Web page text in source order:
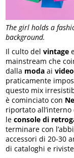
The girl holds a
background.
Il culto delvintage
mainstream che
dalla modaai
praticamente
questo mix
è cominciato con
riportato all’interno
leconsole di
terminare con
accessori di 20-30
di cataloghi e